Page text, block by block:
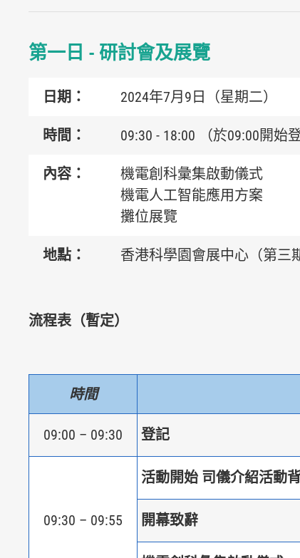
第一日 - 研討會及展覽
日期： 2024年7月9日（星期二）
時間： 09:30 - 18:00 （於09:00開始
內容：
機電創科彙集啟動儀式
機電人工智能應用方案
攤位展覽
地點： 香港科學園會展中心 （第三
流程表（暫定）
時間
09:00 – 09:30 登記
09:30 – 09:55
活動開始 司儀介紹活動
開幕致辭